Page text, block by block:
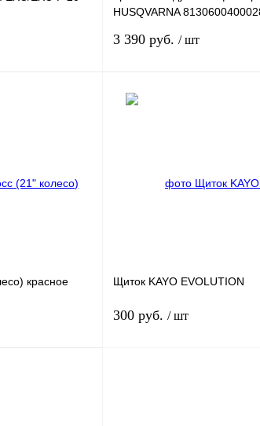
HUSQVARNA
3 390 руб. / шт
красное Щиток KAYO EVOLUTION
300 руб. / шт